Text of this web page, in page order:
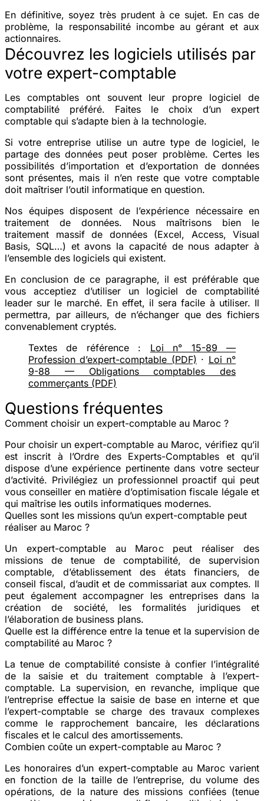
En définitive, soyez très prudent à ce sujet. En cas de
problème, la responsabilité incombe au gérant et aux
actionnaires.
Découvrez les logiciels utilisés par
votre expert-comptable
Les comptables ont souvent leur propre logiciel de
comptabilité préféré. Faites le choix d’un expert
comptable qui s’adapte bien à la technologie.
Si votre entreprise utilise un autre type de logiciel, le
partage des données peut poser problème. Certes les
possibilités d’importation et d’exportation de données
sont présentes, mais il n’en reste que votre comptable
doit maîtriser l’outil informatique en question.
Nos équipes disposent de l’expérience nécessaire en
traitement de données. Nous maîtrisons bien le
traitement massif de données (Excel, Access, Visual
Basis, SQL…) et avons la capacité de nous adapter à
l’ensemble des logiciels qui existent.
En conclusion de ce paragraphe, il est préférable que
vous acceptiez d’utiliser un logiciel de comptabilité
leader sur le marché. En effet, il sera facile à utiliser. Il
permettra, par ailleurs, de n’échanger que des fichiers
convenablement cryptés.
Textes de référence :
Loi n° 15-89 —
Profession d’expert-comptable (PDF) · Loi n°
9-88 — Obligations comptables des
commerçants (PDF)
Questions fréquentes
Comment choisir un expert-comptable au Maroc ?
Pour choisir un expert-comptable au Maroc, vérifiez qu’il
est inscrit à l’Ordre des Experts-Comptables et qu’il
dispose d’une expérience pertinente dans votre secteur
d’activité. Privilégiez un professionnel proactif qui peut
vous conseiller en matière d’optimisation fiscale légale et
qui maîtrise les outils informatiques modernes.
Quelles sont les missions qu’un expert-comptable peut
réaliser au Maroc ?
Un expert-comptable au Maroc peut réaliser des
missions de tenue de comptabilité, de supervision
comptable, d’établissement des états financiers, de
conseil fiscal, d’audit et de commissariat aux comptes. Il
peut également accompagner les entreprises dans la
création de société, les formalités juridiques et
l’élaboration de business plans.
Quelle est la différence entre la tenue et la supervision de
comptabilité au Maroc ?
La tenue de comptabilité consiste à confier l’intégralité
de la saisie et du traitement comptable à l’expert-
comptable. La supervision, en revanche, implique que
l’entreprise effectue la saisie de base en interne et que
l’expert-comptable se charge des travaux complexes
comme le rapprochement bancaire, les déclarations
fiscales et le calcul des amortissements.
Combien coûte un expert-comptable au Maroc ?
Les honoraires d’un expert-comptable au Maroc varient
en fonction de la taille de l’entreprise, du volume des
opérations, de la nature des missions confiées (tenue